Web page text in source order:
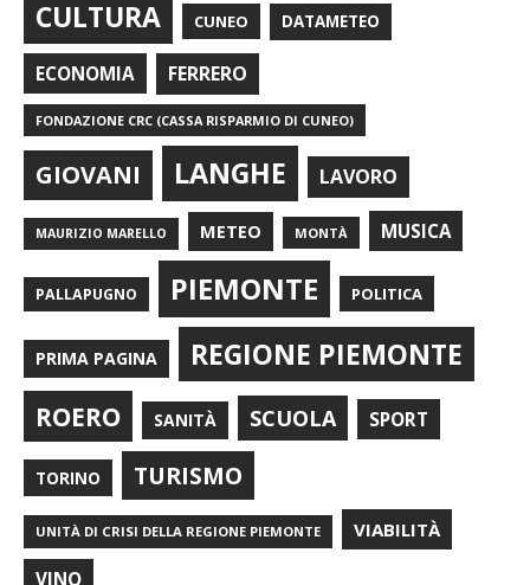
CULTURA CUNEO DATAMETEO
ECONOMIA FERRERO
FONDAZIONE CRC (CASSA RISPARMIO DI CUNEO)
GIOVANI LANGHE LAVORO
MAURIZIO MARELLO METEO MONTÀ MUSICA
PALLAPUGNO PIEMONTE POLITICA
PRIMA PAGINA REGIONE PIEMONTE
ROERO SANITÀ SCUOLA SPORT
TORINO TURISMO
UNITÀ DI CRISI DELLA REGIONE PIEMONTE VIABILITÀ
VINO